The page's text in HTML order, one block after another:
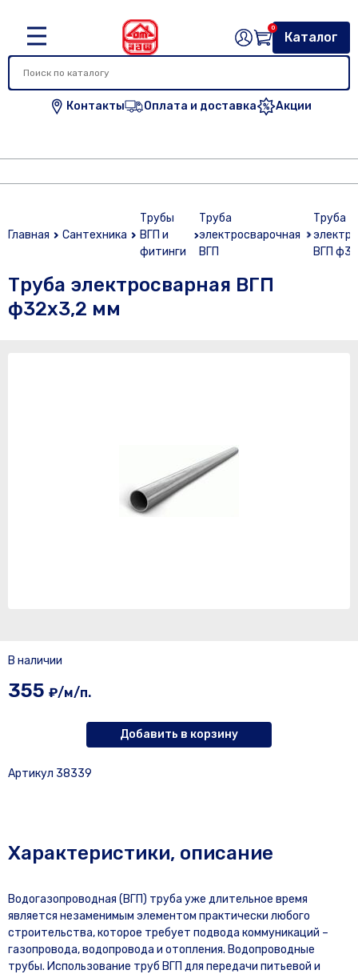
Контакты Оплата и доставка Акции
Каталог
0
Главная Сантехника
Трубы
ВГП и
фитинги
Труба
электросварочная
ВГП
Труба
ВГП
Труба электросварная ВГП
ф32х3,2 мм
В наличии
355 ₽/м/п.
Добавить в корзину
Артикул 38339
Характеристики, описание
Водогазопроводная (ВГП) труба уже длительное время
является незаменимым элементом практически любого
строительства, которое требует подвода коммуникаций –
газопровода, водопровода и отопления. Водопроводные
трубы. Использование труб ВГП для передачи питьевой и